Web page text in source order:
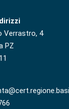
Verrastro, 4
PZ